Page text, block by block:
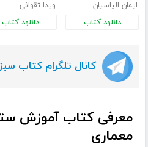
ایمان الیاسیان
دانلود کتاب
ویدا تقوائی
دانلود کتاب
کانال تلگرام کتاب
معرفی کتاب آموزش
معماری